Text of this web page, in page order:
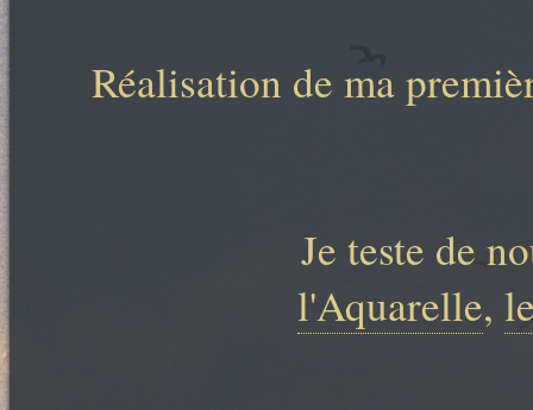
Réalisation de ma
Je teste de
l'Aquarelle,